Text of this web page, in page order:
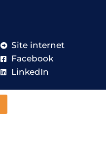
Site internet
Facebook
LinkedIn